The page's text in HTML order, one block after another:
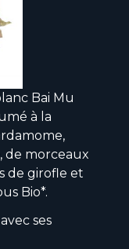
Bai Mu
à la
de morceaux
de girofle et
Bio*.
ses